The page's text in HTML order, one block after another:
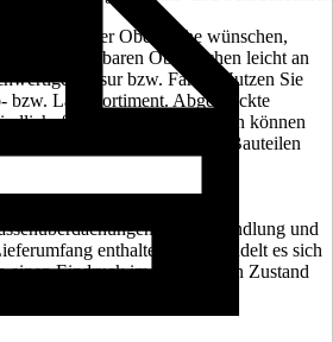
der Oberfläche wünschen,
die sichtbaren Oberflächen leicht an
Lasur bzw. Farbe. Nutzen Sie
bzw. Lasursortiment. Abgedruckte
farbliche Abweichungen können
farblich allseitig behandelten Bauteilen
Farbbehandlung und
enthalten. Hier handelt es sich
einen Eindruck im eingebauten Zustand